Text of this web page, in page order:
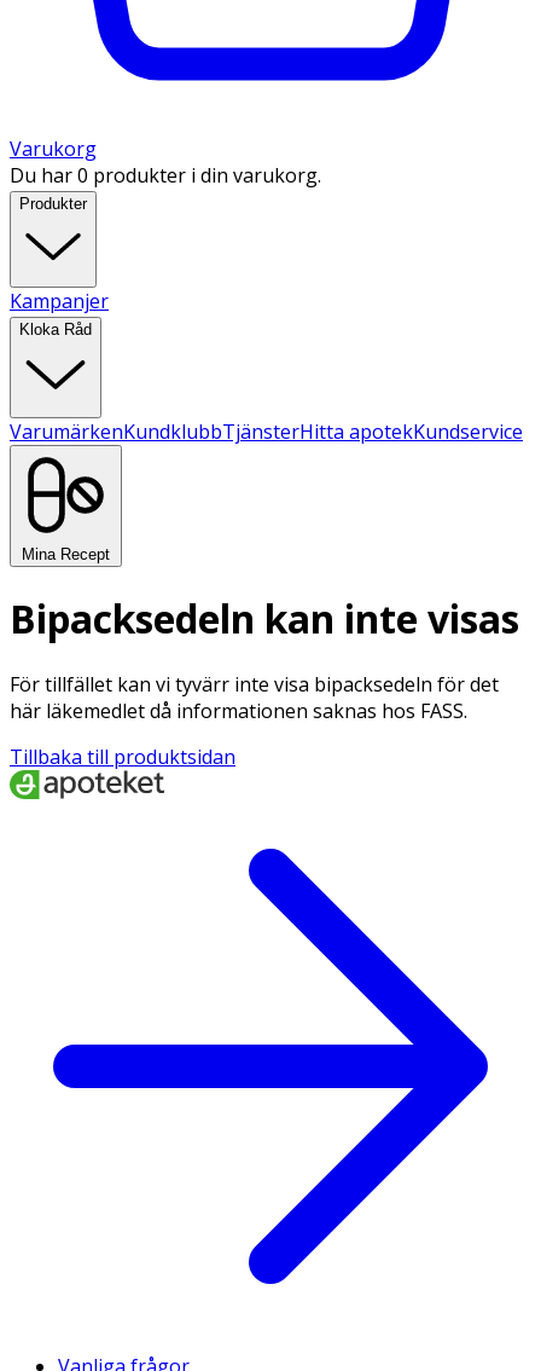
Varukorg
Du har 0 produkter i din varukorg.
Produkter
Kampanjer
Kloka Råd
VarumärkenKundklubbTjänsterHitta apotekKundservice
Mina Recept
Bipacksedeln kan inte visas
För tillfället kan vi tyvärr inte visa bipacksedeln för det
här läkemedlet då informationen saknas hos FASS.
Tillbaka till produktsidan